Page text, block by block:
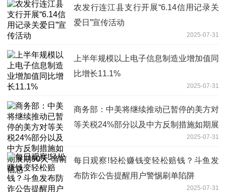
农发行连江县支行开展“6.14信用记录关
爱日”宣传活动
2025-07-31
上半年规模以上电子信息制造业增加值同
比增长11.1%
2025-07-31
商务部：中美将继续推动已暂停的美方对
等关税24%部分以及中方反制措施如期展
2025-07-31
每日观察!轻松赚钱变轻松赔钱？斗鱼发
布防诈公告提醒用户警惕刷单陷阱
2025-07-31